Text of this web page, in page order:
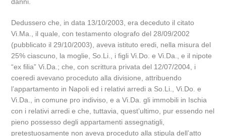
Dedussero che, in data 13/10/2003, era deceduto il citato
Vi.Ma., il quale, con testamento olografo del 28/09/2002
(pubblicato il 29/10/2003), aveva istituto eredi, nella misura del
25% ciascuno, la moglie, So.Li., i figli Vi.Do. e Vi.Da., e il nipote
“ex filia” Vi.Da.; che, con scrittura privata del 12/07/2004, i
coeredi avevano proceduto alla divisione, attribuendo
l’appartamento in Napoli ed i relativi arredi a So.Li., Vi.Do. e
Vi.Da., in comune pro indiviso, e a Vi.Da. gli immobili in Ischia
con i relativi arredi e che, tuttavia, quest’ultimo, pur essendo nel
pieno possesso degli appartamenti assegnatigli,
pretestuosamente non aveva proceduto alla stipula dell’atto